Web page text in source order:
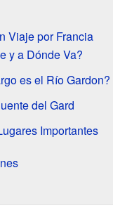
Viaje por Francia
y a Dónde Va?
es el Río Gardon?
del Gard
Importantes